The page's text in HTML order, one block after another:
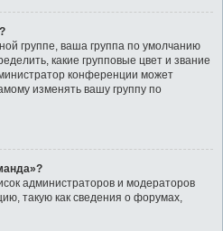
группе, ваша группа по умолчанию
какие групповые цвет и звание
конференции может
изменять вашу группу по
администраторов и модераторов
такую как сведения о форумах,